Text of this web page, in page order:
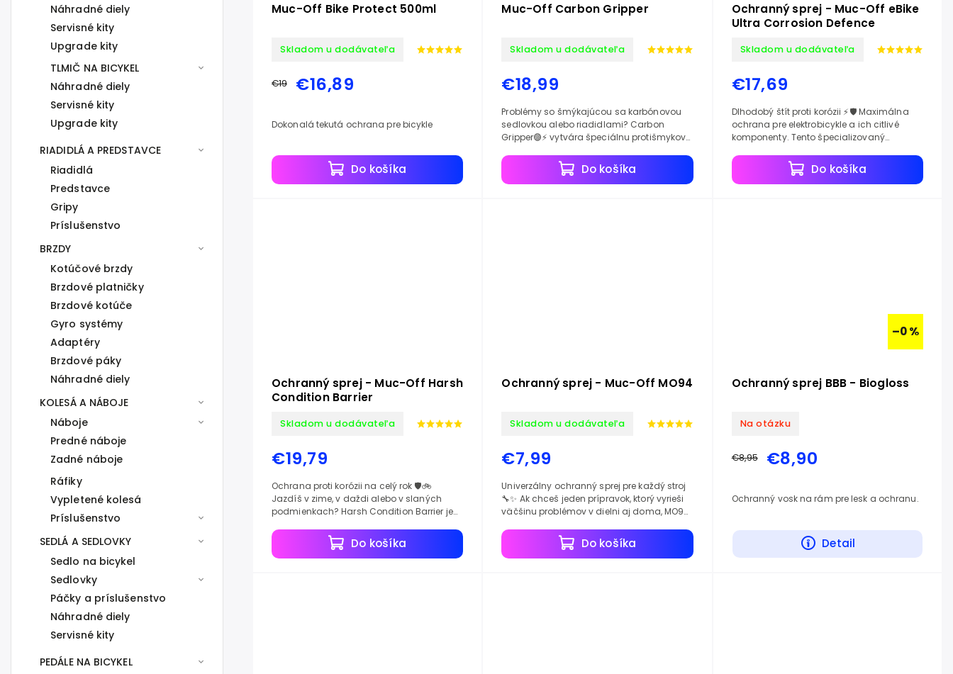
Náhradné diely
Servisné kity
Upgrade kity
TLMIČ NA BICYKEL
Náhradné diely
Servisné kity
Upgrade kity
RIADIDLÁ A PREDSTAVCE
Riadidlá
Predstavce
Gripy
Príslušenstvo
BRZDY
Kotúčové brzdy
Brzdové platničky
Brzdové kotúče
Gyro systémy
Adaptéry
Brzdové páky
Náhradné diely
KOLESÁ A NÁBOJE
Náboje
Predné náboje
Zadné náboje
Ráfiky
Vypletené kolesá
Príslušenstvo
SEDLÁ A SEDLOVKY
Sedlo na bicykel
Sedlovky
Páčky a príslušenstvo
Náhradné diely
Servisné kity
PEDÁLE NA BICYKEL
Muc-Off Bike Protect 500ml
Skladom u dodávateľa
€19 €16,89
Do košíka
Dokonalá tekutá ochrana pre bicykle
Muc-Off Carbon Gripper
Skladom u dodávateľa
€18,99
Do košíka
Problémy so šmýkajúcou sa karbónovou
sedlovkou alebo riadidlami? Carbon
Gripper🟣⚡ vytvára špeciálnu protišmykovú
karbónovými plochami a...
Ochranný sprej - Muc-Off eBike
Ultra Corrosion Defence
Skladom u dodávateľa
€17,69
Do košíka
Dlhodobý štít proti korózii ⚡🛡️ Maximálna
ochrana pre elektrobicykle a ich citlivé
komponenty. Tento špecializovaný
vrstvu, ktorá bráni...
Ochranný sprej - Muc-Off Harsh
Condition Barrier
Skladom u dodávateľa
€19,79
Do košíka
Ochrana proti korózii na celý rok 🛡️🚲
Jazdíš v zime, v daždi alebo v slaných
podmienkach? Harsh Condition Barrier je
ultratenký...
Ochranný sprej - Muc-Off MO94
Skladom u dodávateľa
€7,99
Do košíka
Univerzálny ochranný sprej pre každý stroj
🔧✨ Ak chceš jeden prípravok, ktorý vyrieši
väčšinu problémov v dielni aj doma, MO94
pohyblivé...
–0 %
Ochranný sprej BBB - Biogloss
Na otázku
€8,95 €8,90
Detail
Ochranný vosk na rám pre lesk a ochranu.